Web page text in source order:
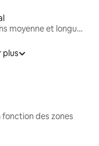
Locations moyenne et longue durée
plus
des zones